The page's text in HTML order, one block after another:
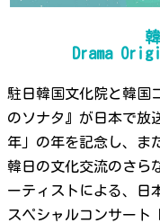
Drama
駐日韓国文化院と韓国
のソナタ』が日本で放
年」の年を記念し、ま
韓日の文化交流のさら
ーティストによる、日
スペシャルコンサート